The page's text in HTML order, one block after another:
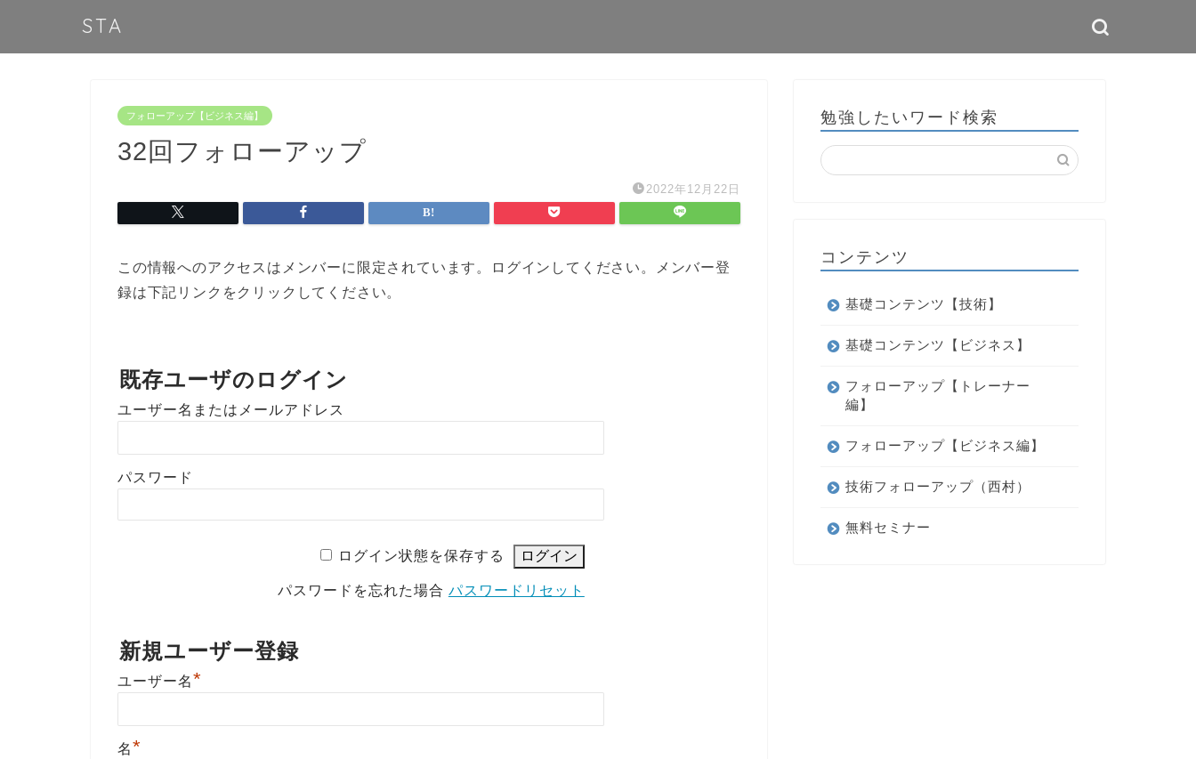
STA
フォローアップ【ビジネス編】
32回フォローアップ
2022年12月22日
この情報へのアクセスはメンバーに限定されています。ログインしてください。メンバー登
録は下記リンクをクリックしてください。
既存ユーザのログイン
ユーザー名またはメールアドレス
パスワード
ログイン状態を保存する
パスワードを忘れた場合 パスワードリセット
新規ユーザー登録
ユーザー名*
名*
勉強したいワード検索
コンテンツ
基礎コンテンツ【技術】
基礎コンテンツ【ビジネス】
フォローアップ【トレーナー
編】
フォローアップ【ビジネス編】
技術フォローアップ（西村）
無料セミナー